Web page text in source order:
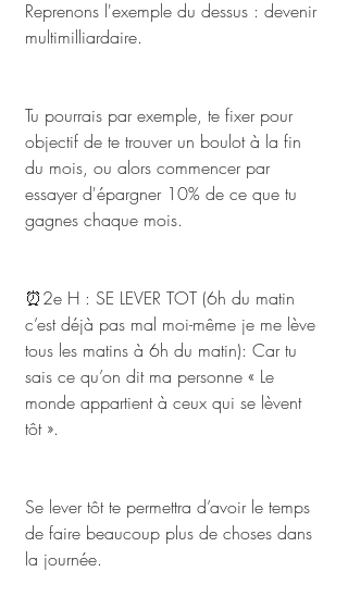
Reprenons l'exemple du dessus : devenir
multimilliardaire.
Tu pourrais par exemple, te fixer pour
objectif de te trouver un boulot à la fin
du mois, ou alors commencer par
essayer d'épargner 10% de ce que tu
gagnes chaque mois.
⏰2e H : SE LEVER TOT (6h du matin
c’est déjà pas mal moi-même je me lève
tous les matins à 6h du matin): Car tu
sais ce qu’on dit ma personne « Le
monde appartient à ceux qui se lèvent
tôt ».
Se lever tôt te permettra d’avoir le temps
de faire beaucoup plus de choses dans
la journée.